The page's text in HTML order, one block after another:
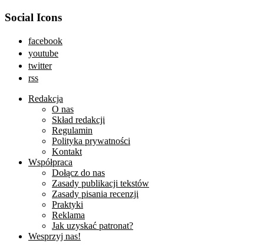
Social Icons
facebook
youtube
twitter
rss
Redakcja
O nas
Skład redakcji
Regulamin
Polityka prywatności
Kontakt
Współpraca
Dołącz do nas
Zasady publikacji tekstów
Zasady pisania recenzji
Praktyki
Reklama
Jak uzyskać patronat?
Wesprzyj nas!